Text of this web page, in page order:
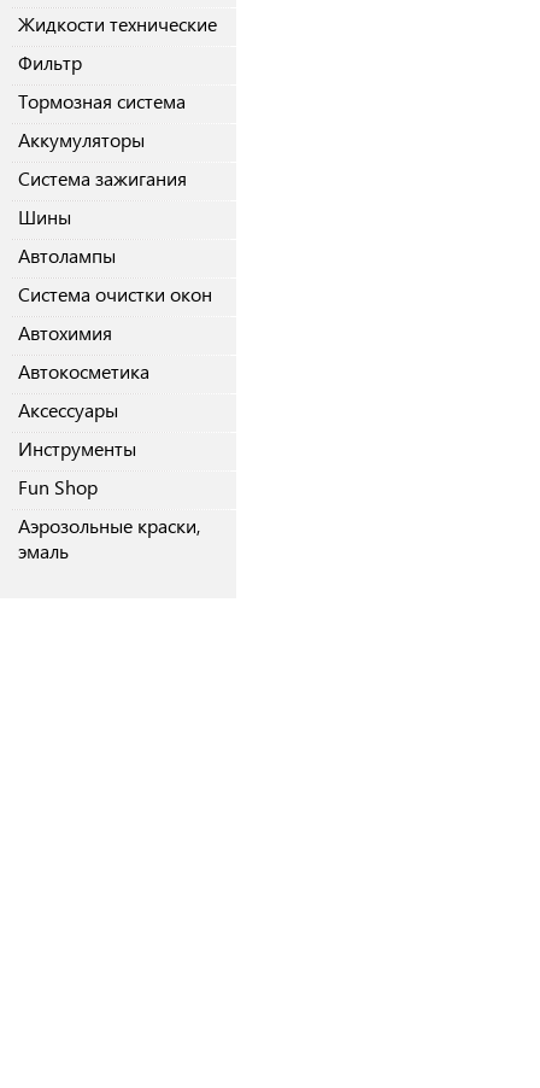
Жидкости технические
Фильтр
Тормозная система
Аккумуляторы
Система зажигания
Шины
Автолампы
Система очистки окон
Автохимия
Автокосметика
Аксессуары
Инструменты
Fun Shop
Аэрозольные краски,
эмаль